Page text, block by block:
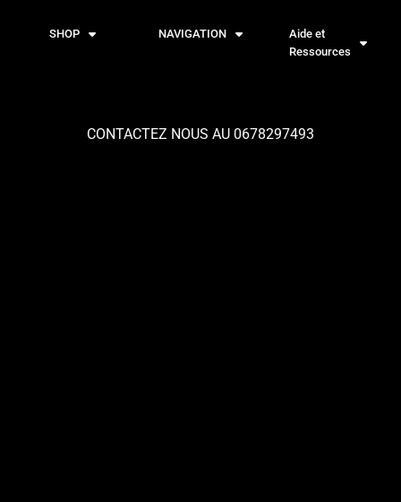
SHOP NAVIGATION
Aide et
Ressources
CONTACTEZ NOUS AU 0678297493